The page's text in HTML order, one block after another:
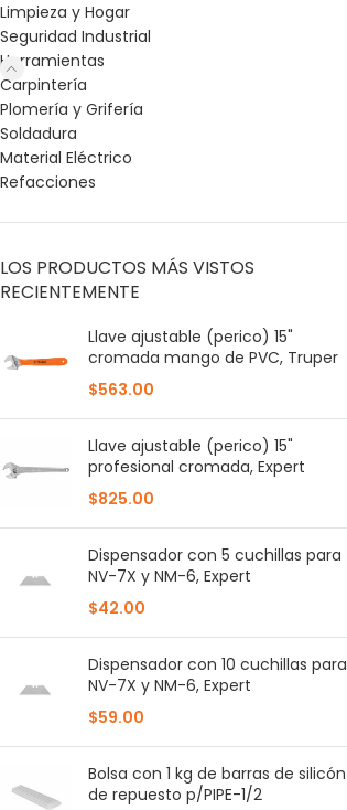
Limpieza y Hogar
Seguridad Industrial
Herramientas
Carpintería
Plomería y Grifería
Soldadura
Material Eléctrico
Refacciones
LOS PRODUCTOS MÁS VISTOS
RECIENTEMENTE
Llave ajustable (perico) 15"
cromada mango de PVC, Truper
$563.00
Llave ajustable (perico) 15"
profesional cromada, Expert
$825.00
Dispensador con 5 cuchillas para
NV-7X y NM-6, Expert
$42.00
Dispensador con 10 cuchillas para
NV-7X y NM-6, Expert
$59.00
Bolsa con 1 kg de barras de silicón
de repuesto p/PIPE-1/2